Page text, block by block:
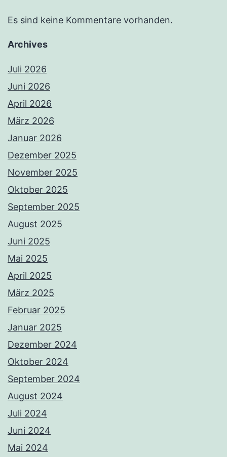
Es sind keine Kommentare vorhanden.
Archives
Juli 2026
Juni 2026
April 2026
März 2026
Januar 2026
Dezember 2025
November 2025
Oktober 2025
September 2025
August 2025
Juni 2025
Mai 2025
April 2025
März 2025
Februar 2025
Januar 2025
Dezember 2024
Oktober 2024
September 2024
August 2024
Juli 2024
Juni 2024
Mai 2024